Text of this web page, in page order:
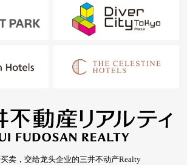
卖，交给龙头企业的三井不动产Realty